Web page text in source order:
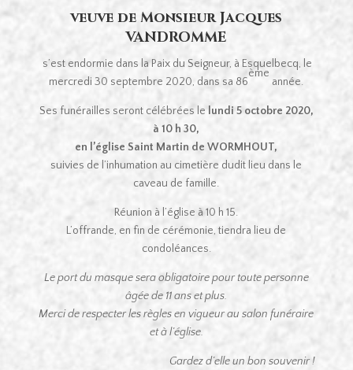
veuve de Monsieur Jacques
VANDROMME
s’est endormie dans la Paix du Seigneur, à Esquelbecq, le
mercredi 30 septembre 2020, dans sa 86
ème
année.
Ses funérailles seront célébrées le lundi 5 octobre 2020,
à 10 h 30,
en l’église Saint Martin de WORMHOUT,
suivies de l’inhumation au cimetière dudit lieu dans le
caveau de famille.
Réunion à l’église à 10 h 15.
L’offrande, en fin de cérémonie, tiendra lieu de
condoléances.
Le port du masque sera obligatoire pour toute personne
âgée de 11 ans et plus.
Merci de respecter les règles en vigueur au salon funéraire
et à l’église.
Gardez d’elle un bon souvenir !